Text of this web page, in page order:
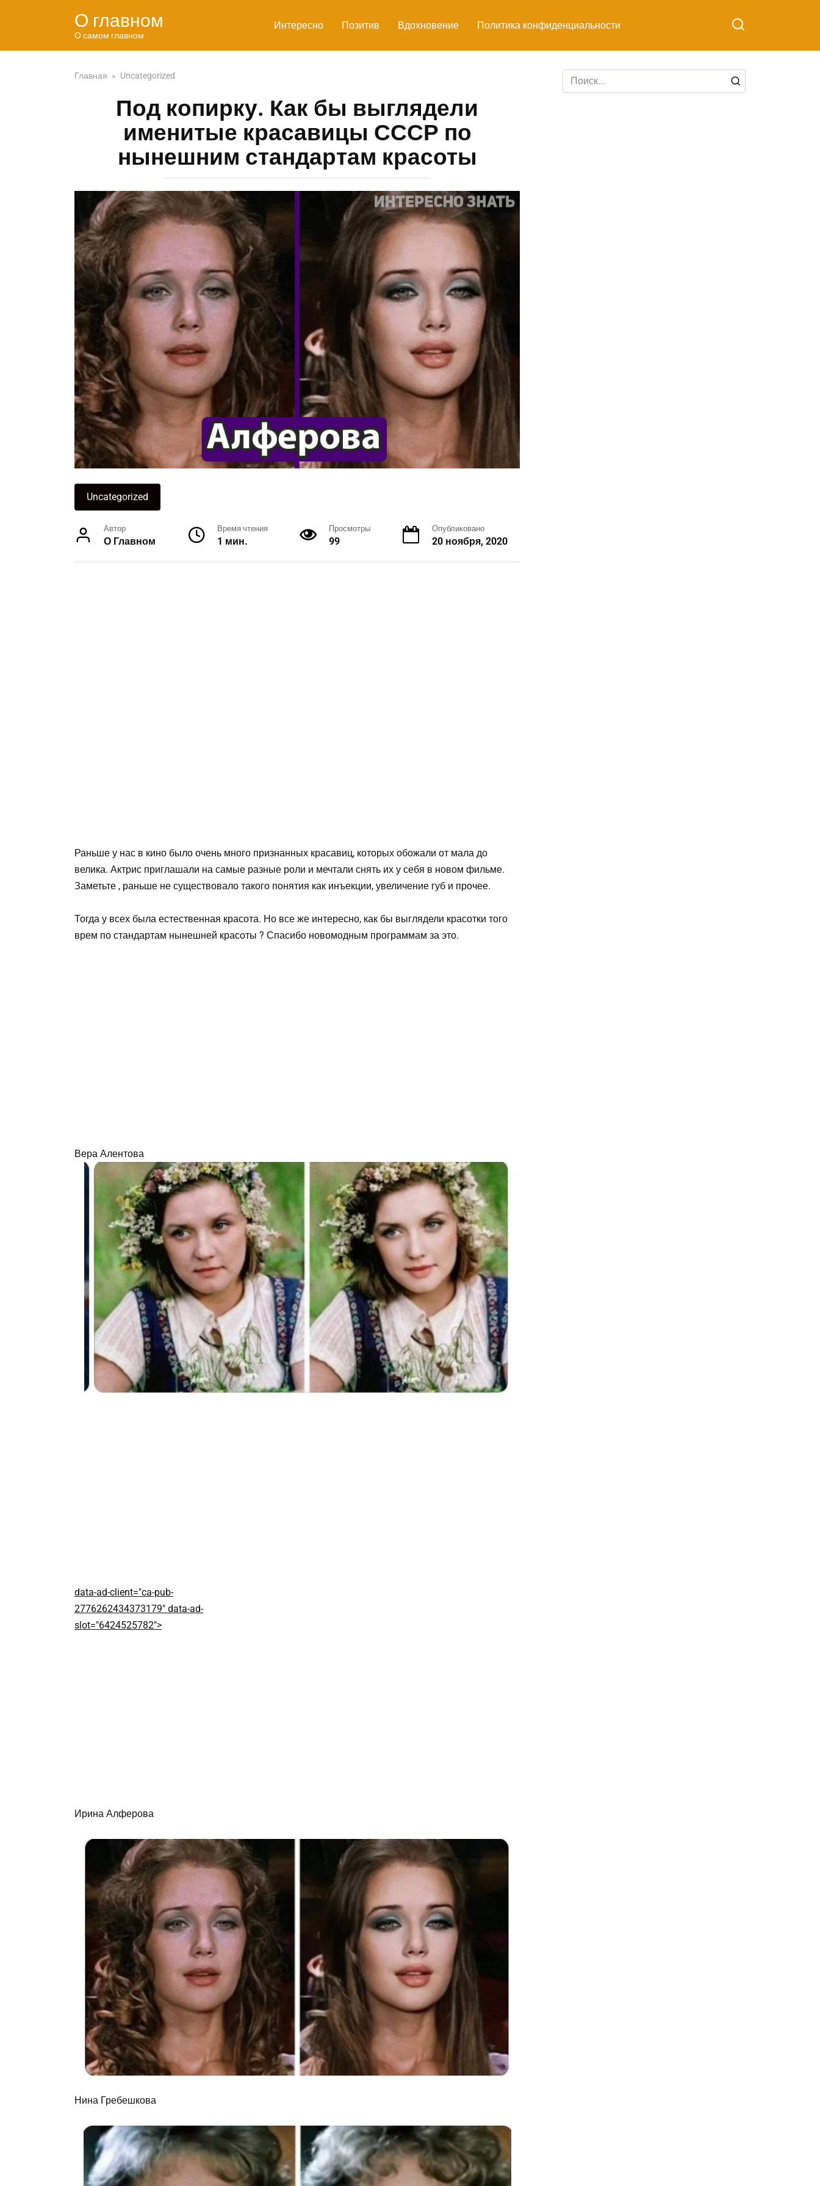
О главном
О самом главном
Интересно Позитив Вдохновение Политика конфиденциальности
Главная » Uncategorized
Под копирку. Как бы выглядели
именитые красавицы СССР по
нынешним стандартам красоты
Uncategorized
Автор
О Главном
Время чтения
1 мин.
Просмотры
99
Опубликовано
20 ноября, 2020
Раньше у нас в кино было очень много признанных красавиц, которых обожали от мала до
велика. Актрис приглашали на самые разные роли и мечтали снять их у себя в новом фильме.
Заметьте , раньше не существовало такого понятия как инъекции, увеличение губ и прочее.
Тогда у всех была естественная красота. Но все же интересно, как бы выглядели красотки того
врем по стандартам нынешней красоты ? Спасибо новомодным программам за это.
Вера Алентова
data-ad-client="ca-pub-
2776262434373179" data-ad-
slot="6424525782">
Ирина Алферова
Нина Гребешкова
Search
for: